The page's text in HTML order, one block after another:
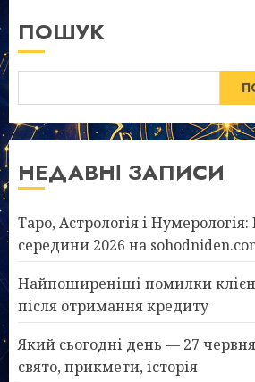
ПОШУК
НЕДАВНІ ЗАПИСИ
Таро, Астрологія і
середини 2026 на
Найпоширеніші помилки
після отримання кредиту
Який сьогодні день — 27 червня
свято, прикмети, історія